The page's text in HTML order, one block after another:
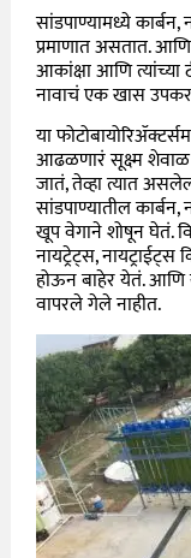
सांडपाण्यामध्ये
प्रमाणात असतात.
आकांक्षा आणि त्यांच्या
नावाचं एक खास
या
आढळणारं सूक्ष्म शेवाळ
जातं, तेव्हा त्यात
सांडपाण्यातील
खूप वेगाने शोषून घेतं.
नायट्रेट्स,
होऊन बाहेर येतं. आणि
वापरले गेले नाहीत.